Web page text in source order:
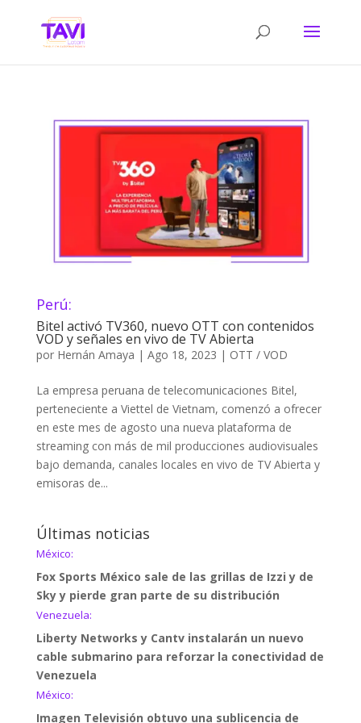
Perú:
Bitel activó TV360, nuevo OTT con contenidos
VOD y señales en vivo de TV Abierta
por Hernán Amaya | Ago 18, 2023 | OTT / VOD
La empresa peruana de telecomunicaciones Bitel,
perteneciente a Viettel de Vietnam, comenzó a ofrecer
en este mes de agosto una nueva plataforma de
streaming con más de mil producciones audiovisuales
bajo demanda, canales locales en vivo de TV Abierta y
emisoras de...
Últimas noticias
México:
Fox Sports México sale de las grillas de Izzi y de
Sky y pierde gran parte de su distribución
Venezuela:
Liberty Networks y Cantv instalarán un nuevo
cable submarino para reforzar la conectividad de
Venezuela
México:
Imagen Televisión obtuvo una sublicencia de